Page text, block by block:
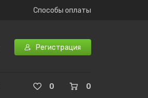
Способы оплаты
Регистрация
0
0